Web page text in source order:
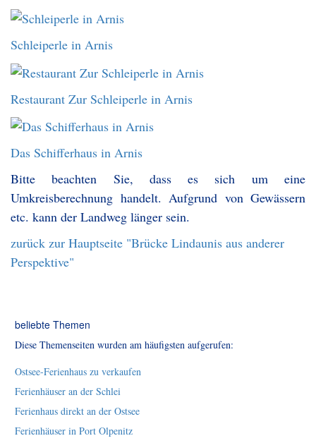
Schleiperle in Arnis
Restaurant Zur Schleiperle in Arnis
Das Schifferhaus in Arnis
Bitte beachten Sie, dass es sich um eine
Umkreisberechnung handelt. Aufgrund von Gewässern
etc. kann der Landweg länger sein.
zurück zur Hauptseite "Brücke Lindaunis aus anderer
Perspektive"
beliebte Themen
Diese Themenseiten wurden am häufigsten aufgerufen:
Ostsee-Ferienhaus zu verkaufen
Ferienhäuser an der Schlei
Ferienhaus direkt an der Ostsee
Ferienhäuser in Port Olpenitz